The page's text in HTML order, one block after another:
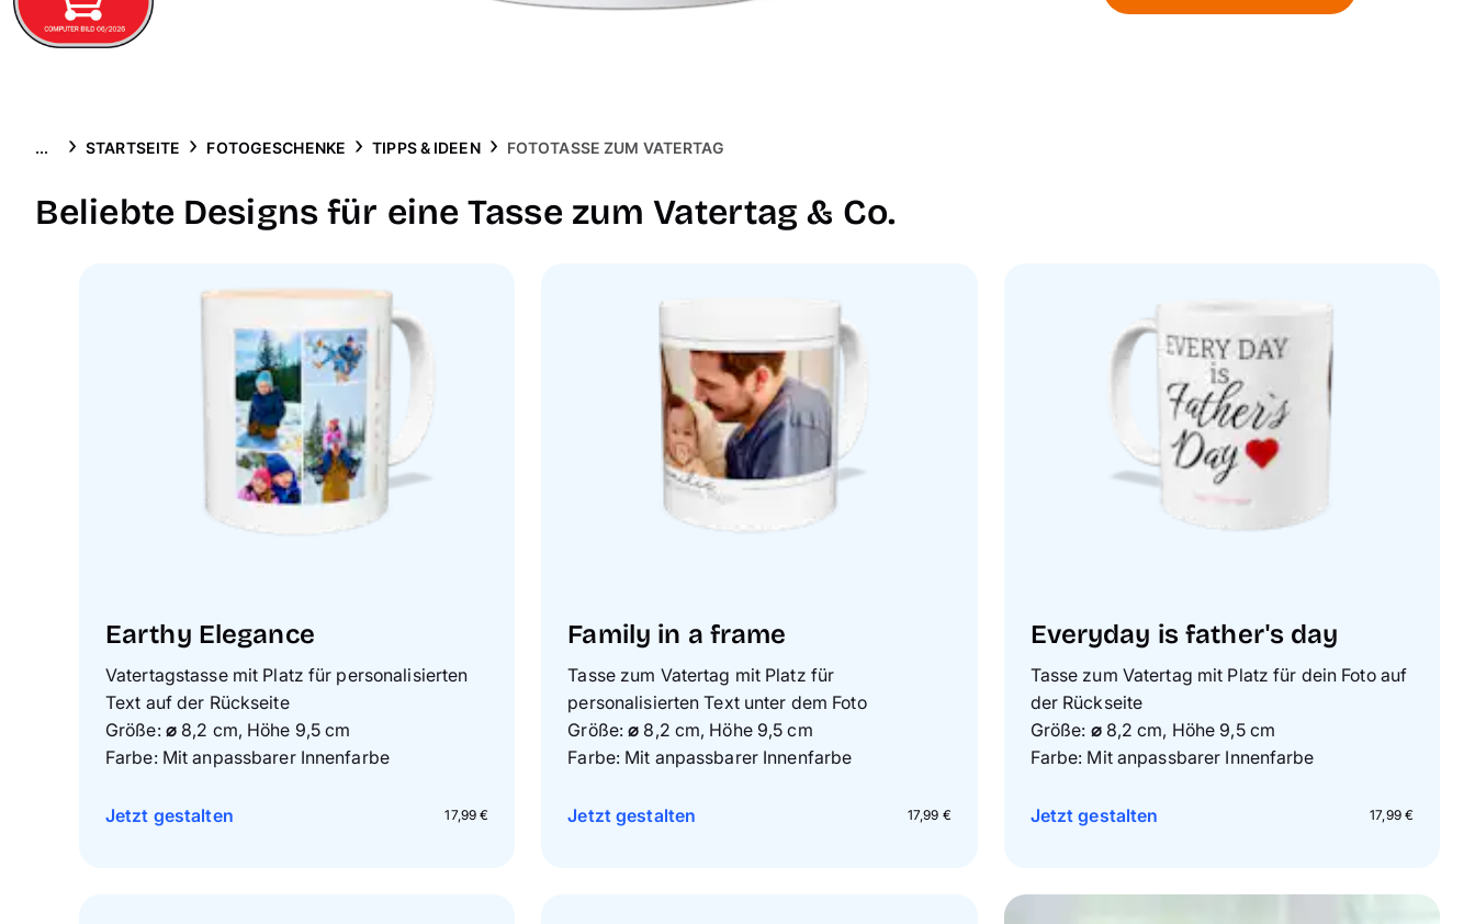
... STARTSEITE FOTOGESCHENKE TIPPS & IDEEN FOTOTASSE ZUM VATERTAG
Beliebte Designs für eine Tasse zum Vatertag & Co.
Earthy Elegance
Vatertagstasse mit Platz für personalisierten
Text auf der Rückseite
Größe: ⌀8,2 cm, Höhe 9,5 cm
Farbe: Mit anpassbarer Innenfarbe
17,99 €
Jetzt gestalten
Family in a frame
Tasse zum Vatertag mit Platz für
personalisierten Text unter dem Foto
Größe:⌀ 8,2 cm, Höhe 9,5 cm
Farbe: Mit anpassbarer Innenfarbe
17,99 €
Jetzt gestalten
Everyday is father's day
Tasse zum Vatertag mit Platz für dein Foto auf
der Rückseite
Größe: ⌀8,2 cm, Höhe 9,5 cm
Farbe: Mit anpassbarer Innenfarbe
17,99 €
Jetzt gestalten